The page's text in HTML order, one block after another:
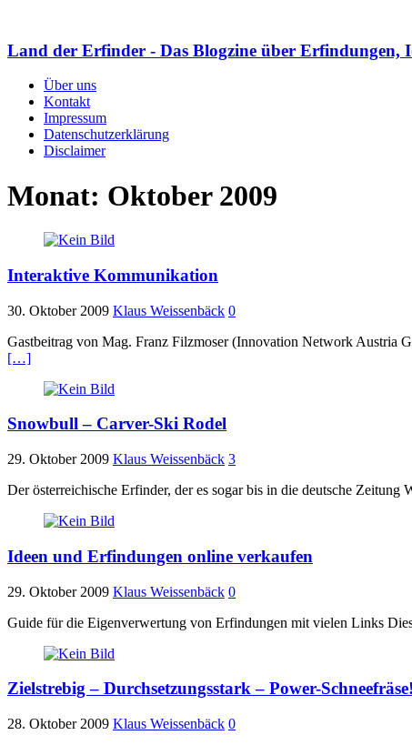
Land der Erfinder - Das Blogzine über Erfindungen,
Über uns
Kontakt
Impressum
Datenschutzerklärung
Disclaimer
Monat: Oktober 2009
Interaktive Kommunikation
30. Oktober 2009 Klaus Weissenbäck 0
Gastbeitrag von Mag. Franz Filzmoser (Innovation Network Austria
[…]
Snowbull – Carver-Ski Rodel
29. Oktober 2009 Klaus Weissenbäck 3
Der österreichische Erfinder, der es sogar bis in die deutsche
Ideen und Erfindungen online verkaufen
29. Oktober 2009 Klaus Weissenbäck 0
Guide für die Eigenverwertung von Erfindungen mit vielen Links
Zielstrebig – Durchsetzungsstark – Power-Schneefräse!
28. Oktober 2009 Klaus Weissenbäck 0